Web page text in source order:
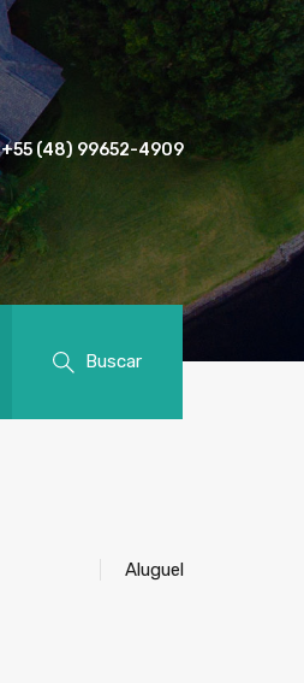
+55 (48) 99652-4909
Buscar
Aluguel